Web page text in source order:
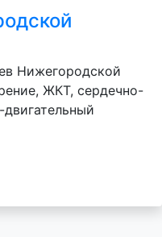
Нижегородской
ЖКТ, сердечно-